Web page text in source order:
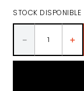
9.
packs
10
miniaturas
STOCK DISPONIBLE
＋
－